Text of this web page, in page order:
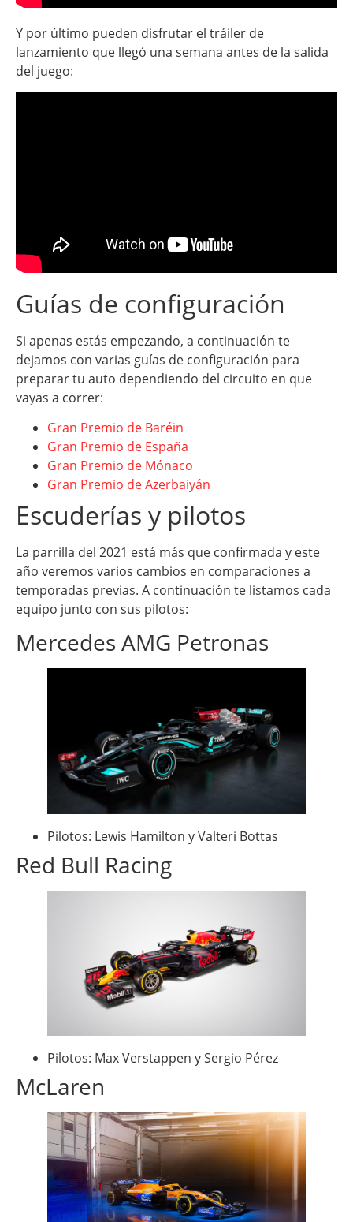
Y por último pueden disfrutar el tráiler de
lanzamiento que llegó una semana antes de la salida
del juego:
Guías de configuración
Si apenas estás empezando, a continuación te
dejamos con varias guías de configuración para
preparar tu auto dependiendo del circuito en que
vayas a correr:
Gran Premio de Baréin
Gran Premio de España
Gran Premio de Mónaco
Gran Premio de Azerbaiyán
Escuderías y pilotos
La parrilla del 2021 está más que confirmada y este
año veremos varios cambios en comparaciones a
temporadas previas. A continuación te listamos cada
equipo junto con sus pilotos:
Mercedes AMG Petronas
Pilotos: Lewis Hamilton y Valteri Bottas
Red Bull Racing
Pilotos: Max Verstappen y Sergio Pérez
McLaren